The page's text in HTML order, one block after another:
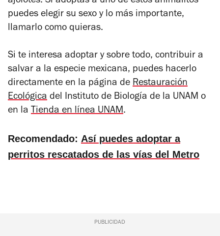
puedes elegir su sexo y lo más importante,
llamarlo como quieras.
Si te interesa adoptar y sobre todo, contribuir a
salvar a la especie mexicana, puedes hacerlo
directamente en la página de Restauración
Ecológica del Instituto de Biología de la UNAM o
en la Tienda en línea UNAM.
Recomendado: Así puedes adoptar a
perritos rescatados de las vías del Metro
PUBLICIDAD